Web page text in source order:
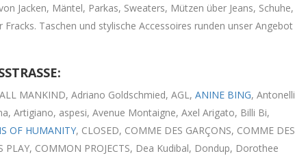
Jacken, Mäntel, Parkas, Sweaters, Mützen über Jeans, Schuhe,
Taschen und stylische Accessoires runden unser Angebot
MANKIND, Adriano Goldschmied, AGL, ANINE BING, Antonelli
Artigiano, aspesi, Avenue Montaigne, Axel Arigato, Billi Bi,
OF HUMANITY, CLOSED, COMME DES GARÇONS, COMME DES
PLAY, COMMON PROJECTS, Dea Kudibal, Dondup, Dorothee